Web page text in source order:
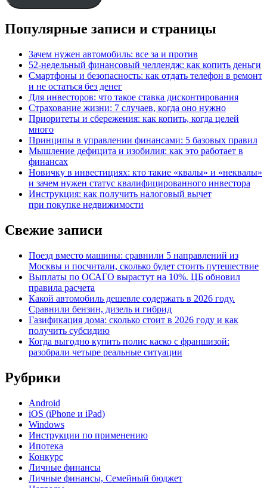
Популярные записи и страницы
Зачем нужен автомобиль: все за и против
52-недельный финансовый челлендж: как копить деньги
Смартфоны и безопасность: как отдать телефон в ремонт
и не остаться без денег
Для инвесторов: что такое ставка дисконтирования
Страхование жизни: 7 случаев, когда оно нужно
Приоритеты и сбережения: как копить, когда целей
много
Принципы в управлении финансами: 5 базовых правил
Мышление дефицита и изобилия: как это работает в
финансах
Новичку в инвестициях: кто такие «квалы» и «неквалы»
и зачем нужен статус квалифицированного инвестора
Инструкция: как получить налоговый вычет
при покупке недвижимости
Свежие записи
Поезд вместо машины: сравнили 5 направлений из
Москвы и посчитали, сколько будет стоить путешествие
Выплаты по ОСАГО вырастут на 10%. ЦБ обновил
правила расчета
Какой автомобиль дешевле содержать в 2026 году.
Сравнили бензин, дизель и гибрид
Газификация дома: сколько стоит в 2026 году и как
получить субсидию
Когда выгодно купить полис каско с франшизой:
разобрали четыре реальные ситуации
Рубрики
Android
iOS (iPhone и iPad)
Windows
Инструкции по применению
Ипотека
Конкурс
Личные финансы
Личные финансы, Семейный бюджет